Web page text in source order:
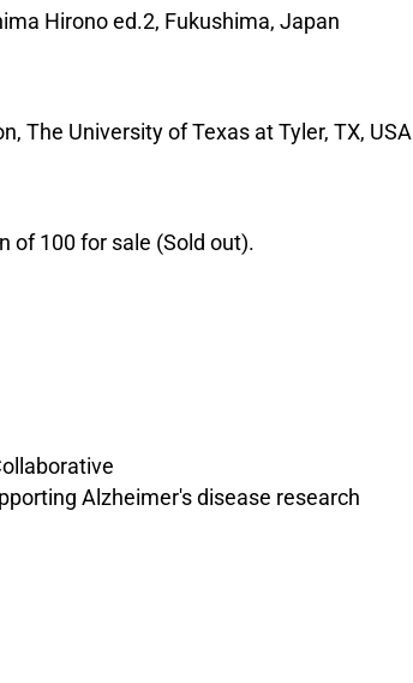
Hirono ed.2, Fukushima, Japan
The University of Texas at Tyler, TX, USA
of 100 for sale (Sold out).
Alzheimer's disease research